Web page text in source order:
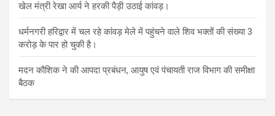
खेल मंत्री रेखा आर्य ने हरकी पैड़ी उठाई कांवड़।
धर्मनगरी हरिद्वार में चल रहे कांवड़ मेले में पहुंचने वाले शिव भक्तों की संख्या 3
करोड़ के पार हो चुकी है।
मदन कौशिक ने की आपदा प्रबंधन, आयुष एवं पंचायती राज विभाग की समीक्षा
बैठक